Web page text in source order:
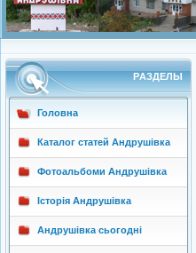
РAЗДЕЛЫ
Головна
Каталог статей Андрушівка
Фотоальбоми Андрушівка
Історія Андрушівка
Андрушівка сьогодні